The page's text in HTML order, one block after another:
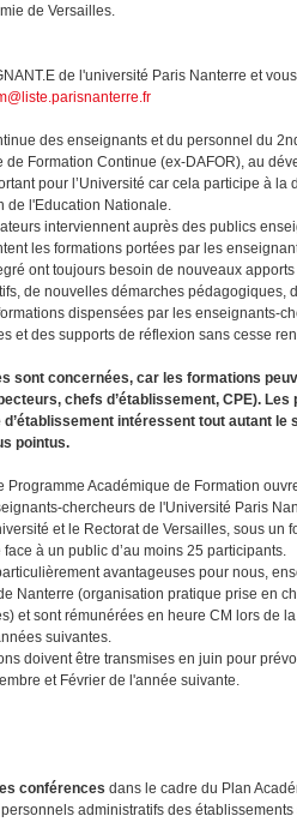
de Versailles.
de l'université Paris Nanterre et
des enseignants et du personnel du
de Formation Continue (ex-DAFOR), au
pour l’Université car cela participe à la
de l'Education Nationale.
interviennent auprès des publics
les formations portées par les
ont toujours besoin de nouveaux
de nouvelles démarches pédagogiques,
dispensées par les enseignants-
et des supports de réflexion sans cesse
sont concernées, car les formations
chefs d’établissement, CPE).
intéressent tout autant le
pointus.
Programme Académique de Formation
chercheurs de l'Université Paris
et le Rectorat de Versailles, sous un
face à un public d’au moins 25 participants.
avantageuses pour nous,
Nanterre (organisation pratique prise en
et sont rémunérées en heure CM lors de
suivantes.
doivent être transmises en juin pour
et Février de l'année suivante.
conférences dans le cadre du Plan
administratifs des